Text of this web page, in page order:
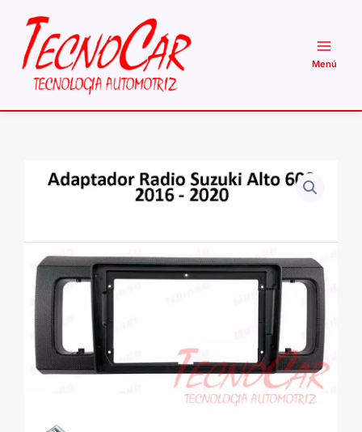
contenido
Adaptador
Alto
2016+
9.1
Pulgadas
cantidad